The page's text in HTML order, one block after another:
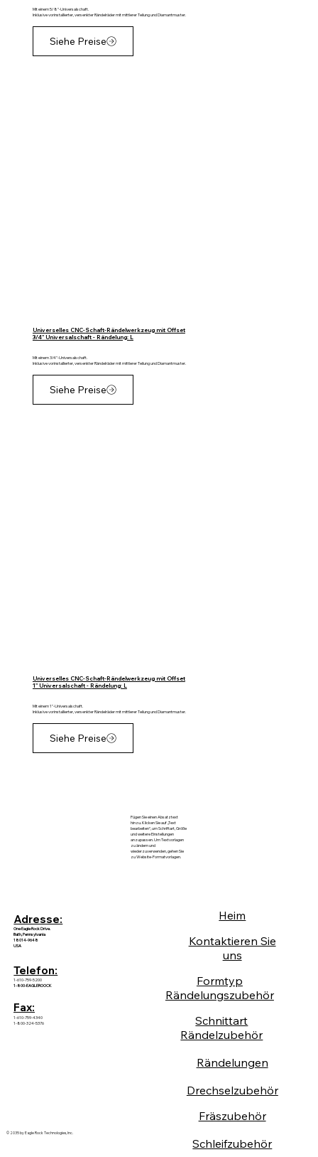
Mit einem 5/8"-Universalschaft.
Inklusive vorinstallierter, versenkter Rändelräder mit mittlerer Teilung und Diamantmuster.
Siehe Preise
Universelles CNC-Schaft-Rändelwerkzeug mit Offset
3/4" Universalschaft - Rändelung: L
Mit einem 3/4"-Universalschaft.
Inklusive vorinstallierter, versenkter Rändelräder mit mittlerer Teilung und Diamantmuster.
Siehe Preise
Universelles CNC-Schaft-Rändelwerkzeug mit Offset
1" Universalschaft - Rändelung: L
Mit einem 1"-Universalschaft.
Inklusive vorinstallierter, versenkter Rändelräder mit mittlerer Teilung und Diamantmuster.
Siehe Preise
Fügen Sie einen Absatztext
hinzu. Klicken Sie auf „Text
bearbeiten“, um Schriftart, Größe
und weitere Einstellungen
anzupassen. Um Textvorlagen
zu ändern und
wiederzuverwenden, gehen Sie
zu Website-Formatvorlagen.
Adresse:
One Eagle Rock Drive.
Bath, Pennsylvania
18014-9648
USA
Telefon:
1-610-759-5200
1-800-EAGLEROOCK
Fax:
1-610-759-4340
1-800-324-5376
© 2035 by Eagle Rock Technologies, Inc.
Heim
Kontaktieren Sie
uns
Formtyp
Rändelungszubehör
Schnittart
Rändelzubehör
Rändelungen
Drechselzubehör
Fräszubehör
Schleifzubehör